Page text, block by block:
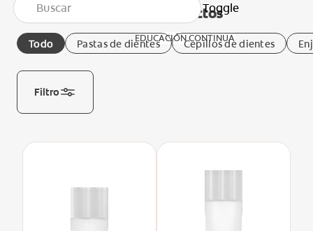
REGISTRO
CONFIGURACIÓN DE LA CUENTA
EDUCACIÓN CONTINUA
Toggle
Todos los productos
Todo Pastas de dientes Cepillos de dientes
Filtro